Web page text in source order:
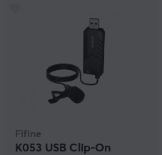
Fifine
K053 USB Clip-On